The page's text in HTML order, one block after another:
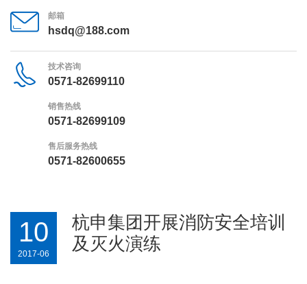
邮箱
hsdq@188.com
技术咨询
0571-82699110
销售热线
0571-82699109
售后服务热线
0571-82600655
10
2017-06
杭申集团开展消防安全培训
及灭火演练